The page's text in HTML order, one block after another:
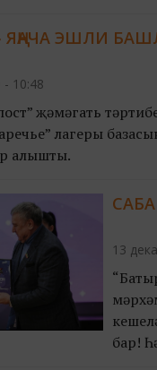
ЯҢАЧА ЭШЛИ
- 10:48
җәмәгать
лагеры
алышты.
13
бар!